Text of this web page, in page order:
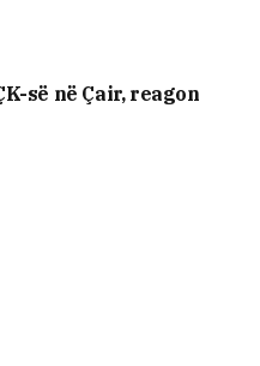
së në Çair, reagon